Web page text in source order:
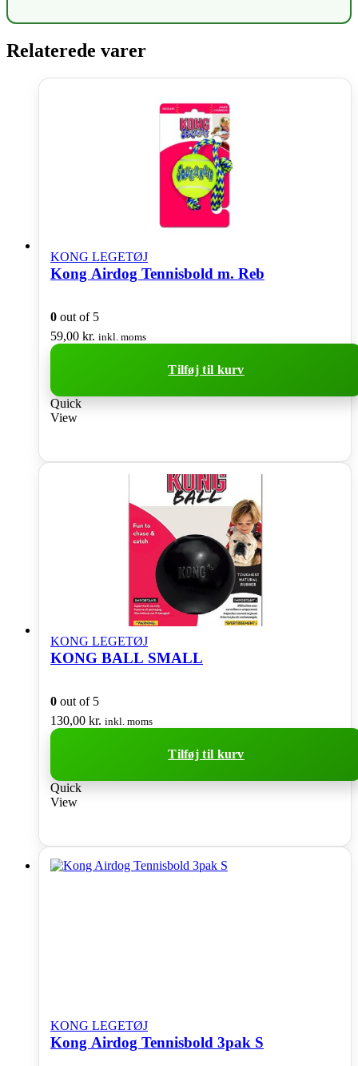
Relaterede varer
KONG LEGETØJ
Kong Airdog Tennisbold m. Reb
0 out of 5
59,00 kr. inkl. moms
Tilføj til kurv
Quick
View
KONG LEGETØJ
KONG BALL SMALL
0 out of 5
130,00 kr. inkl. moms
Tilføj til kurv
Quick
View
KONG LEGETØJ
Kong Airdog Tennisbold 3pak S